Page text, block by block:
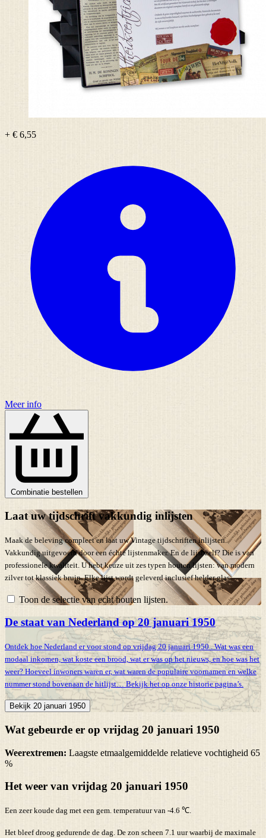
+ € 6,55
Meer info
Combinatie bestellen
Laat uw tijdschrift vakkundig inlijsten
Maak de beleving compleet en laat uw Vintage tijdschriften inlijsten.
Vakkundig uitgevoerd door een échte lijstenmaker. En de lijst zelf? Die is van
professionele kwaliteit. U hebt keuze uit zes typen houten lijsten: van modern
zilver tot klassiek bruin. Elke lijst wordt geleverd inclusief helder glas.
Toon de selectie van echt houten lijsten.
De staat van Nederland op 20 januari 1950
Ontdek hoe Nederland er voor stond op vrijdag 20 januari 1950 . Wat was een
modaal inkomen, wat koste een brood, wat er was op het nieuws, en hoe was het
weer? Hoeveel inwoners waren er, wat waren de populaire voornamen en welke
nummer stond bovenaan de hitlijst… Bekijk het op onze historie pagina’s.
Bekijk 20 januari 1950
Wat gebeurde er op vrijdag 20 januari 1950
Weerextremen: Laagste etmaalgemiddelde relatieve vochtigheid 65
%
Het weer van vrijdag 20 januari 1950
Een zeer koude dag met een gem. temperatuur van -4.6 ℃.
Het bleef droog gedurende de dag. De zon scheen 7.1 uur waarbij de maximale